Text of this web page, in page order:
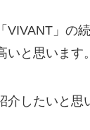
VIVANT」の
いと思います。
介したいと思